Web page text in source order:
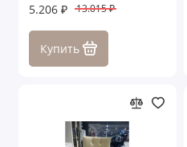
5.206 ₽ 13.015 ₽
Купить